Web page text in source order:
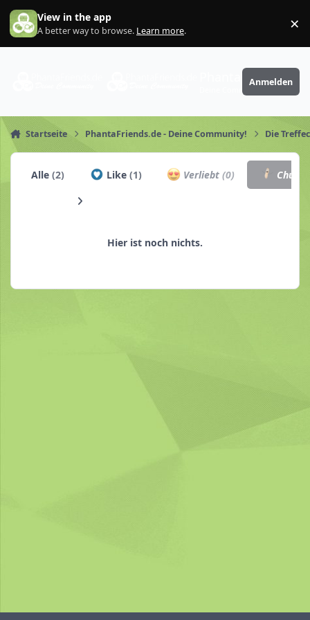
Zum Inhalt springen
View in the app
A better way to browse. Learn more. ×
PhantaFriends.de
Anmelden
Startseite PhantaFriends.de - Deine Community! Die
Alle(2) Like (1) Verliebt(0)
Hier ist noch nichts.